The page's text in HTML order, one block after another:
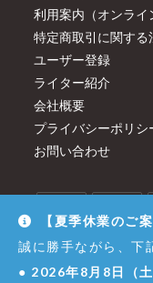
利用案内（オンライ
特定商取引に関す
ユーザー登録
ライター紹介
会社概要
プライバシーポリシ
お問い合わせ
【夏季休業のご案
誠に勝手ながら、下
● 2026年8月8日（